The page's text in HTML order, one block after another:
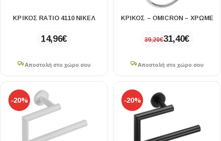
ΚΡΙΚΟΣ RATIO 4110 ΝΙΚΕΛ
14,96€
Αποστολή στο χώρο σου
ΚΡΙΚΟΣ – OMICRON – ΧΡΩΜΕ
39,20€31,40€
Αποστολή στο χώρο σου
-20% -20%